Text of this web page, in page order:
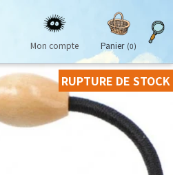
Mon compte Panier (0)
RUPTURE DE STOCK